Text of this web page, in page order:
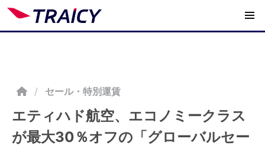
/ セール・特別運賃
エティハド航空、エコノミークラス
が最大30％オフの「グローバルセー